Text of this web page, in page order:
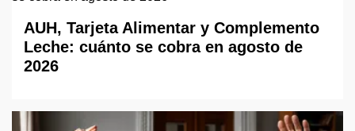
AUH, Tarjeta Alimentar y Complemento
Leche: cuánto se cobra en agosto de
2026